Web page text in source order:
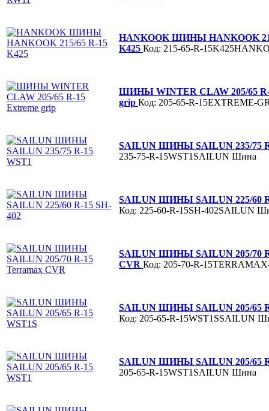
HANKOOK ШИНЫ HANKOOK
K425 Код: 215-65-R-
ШИНЫ WINTER CLAW 205/65 R-
grip Код: 205-65-R-15EXTREME-
SAILUN ШИНЫ SAILUN 235/75
235-75-R-15WST1SAILUN Шина
SAILUN ШИНЫ SAILUN 225/60
Код: 225-60-R-15SH-402SAILUN
SAILUN ШИНЫ SAILUN 205/70
CVR Код: 205-70-R-
SAILUN ШИНЫ SAILUN 205/65
Код: 205-65-R-15WST1SSAILUN
SAILUN ШИНЫ SAILUN 205/65
205-65-R-15WST1SAILUN Шина